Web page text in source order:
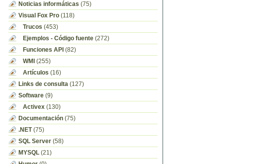
Noticias informáticas (75)
Visual Fox Pro(118)
Trucos (453)
Ejemplos - Código fuente(272)
Funciones API (82)
WMI (255)
Artículos (16)
Links de consulta(127)
Software(9)
Activex(130)
Documentación(75)
.NET(75)
SQL Server(58)
MYSQL(21)